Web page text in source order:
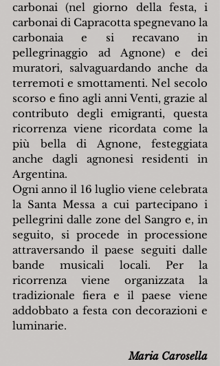
carbonai (nel giorno della festa, i
carbonai di Capracotta spegnevano la
carbonaia e si recavano in
pellegrinaggio ad Agnone) e dei
muratori, salvaguardando anche da
terremoti e smottamenti. Nel secolo
scorso e fino agli anni Venti, grazie al
contributo degli emigranti, questa
ricorrenza viene ricordata come la
più bella di Agnone, festeggiata
anche dagli agnonesi residenti in
Argentina.
Ogni anno il 16 luglio viene celebrata
la Santa Messa a cui partecipano i
pellegrini dalle zone del Sangro e, in
seguito, si procede in processione
attraversando il paese seguiti dalle
bande musicali locali. Per la
ricorrenza viene organizzata la
tradizionale fiera e il paese viene
addobbato a festa con decorazioni e
luminarie.
Maria Carosella